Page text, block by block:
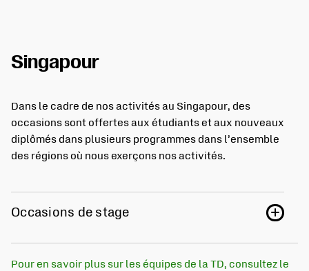
Singapour
Dans le cadre de nos activités au Singapour, des
occasions sont offertes aux étudiants et aux nouveaux
diplômés dans plusieurs programmes dans l’ensemble
des régions où nous exerçons nos activités.
Occasions de stage
Pour en savoir plus sur les équipes de la TD, consultez le